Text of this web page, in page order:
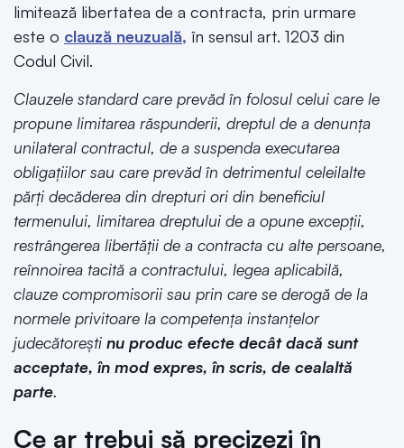
limitează libertatea de a contracta, prin urmare
este o clauză neuzuală, în sensul art. 1203 din
Codul Civil.
Clauzele standard care prevăd în folosul celui care le
propune limitarea răspunderii, dreptul de a denunța
unilateral contractul, de a suspenda executarea
obligațiilor sau care prevăd în detrimentul celeilalte
părți decăderea din drepturi ori din beneficiul
termenului, limitarea dreptului de a opune excepții,
restrângerea libertății de a contracta cu alte persoane,
reînnoirea tacită a contractului, legea aplicabilă,
clauze compromisorii sau prin care se derogă de la
normele privitoare la competența instanțelor
judecătorești nu produc efecte decât dacă sunt
acceptate, în mod expres, în scris, de cealaltă
parte.
Ce ar trebui să precizezi în